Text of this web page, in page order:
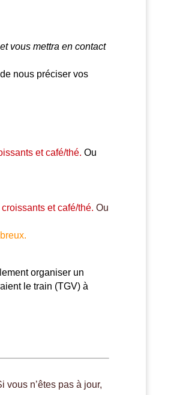
vous mettra en contact
nous préciser vos
et café/thé. Ou
et café/thé. Ou
organiser un
le train (TGV) à
vous n’êtes pas à jour,